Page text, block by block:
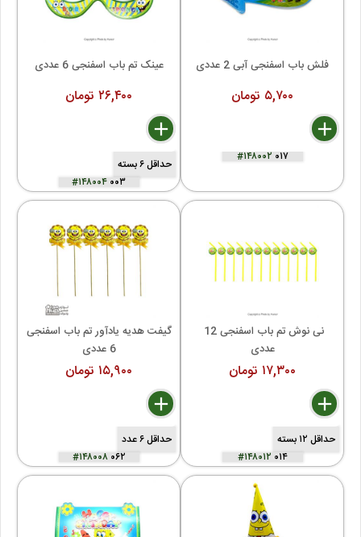
عینک تم باب اسفنجی 6 عددی
۲۶,۴۰۰ تومان
delete
remove
add
حداقل ۶ بسته
#۱۴۸۰۰۴ ۰۰۳
فلش باب اسفنجی آبی 2 عددی
۵,۷۰۰ تومان
delete
remove
add
#۱۴۸۰۰۲۰۱۷
6 عددی
۱۵,۹۰۰ تومان
delete
remove
add
حداقل ۶ عدد
#۱۴۸۰۰۸۰۶۲
عددی
۱۷,۳۰۰ تومان
delete
remove
add
حداقل ۱۲ بسته
#۱۴۸۰۱۲ ۰۱۴